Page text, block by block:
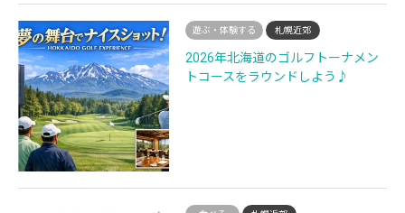
遊ぶ・体験する 札幌近郊
2026年北海道のゴルフトーナメン
トコースをラウンドしよう♪